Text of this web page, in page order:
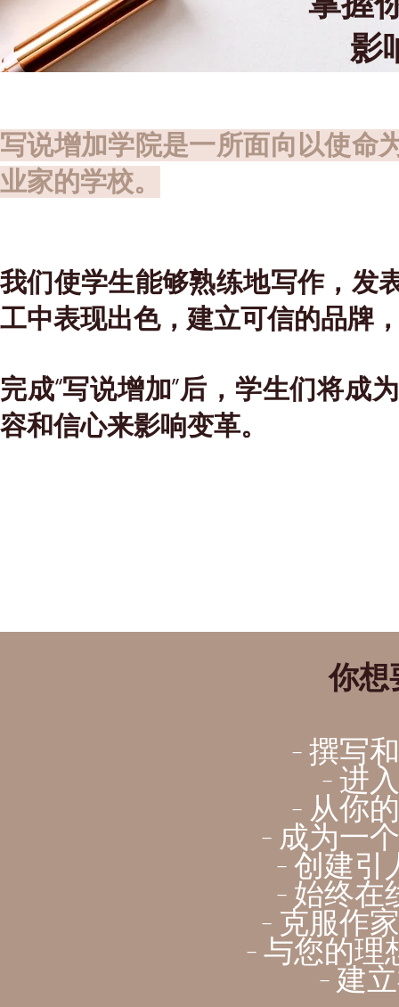
影
写说增加学院是一所面向以使命
业家的学校。
我们使学生能够熟练地写作，发
工中表现出色，建立可信的品牌
完成“写说增加”后，学生们将成
容和信心来影响变革。
你想
- 撰写
- 进
- 从你
- 成为一
- 创建引
- 始终在
- 克服作
- 与您的理
- 建